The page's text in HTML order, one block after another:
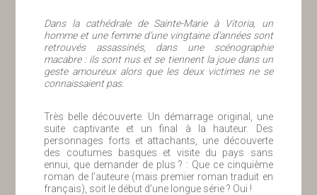
Dans la cathédrale de Sainte-Marie à Vitoria, un
homme et une femme d’une vingtaine d’années sont
retrouvés assassinés, dans une scénographie
macabre : ils sont nus et se tiennent la joue dans un
geste amoureux alors que les deux victimes ne se
connaissaient pas.
Très belle découverte. Un démarrage original, une
suite captivante et un final à la hauteur. Des
personnages forts et attachants, une découverte
des coutumes basques et visite du pays sans
ennui, que demander de plus ? : Que ce cinquième
roman de l’auteure (mais premier roman traduit en
français), soit le début d’une longue série ? Oui !